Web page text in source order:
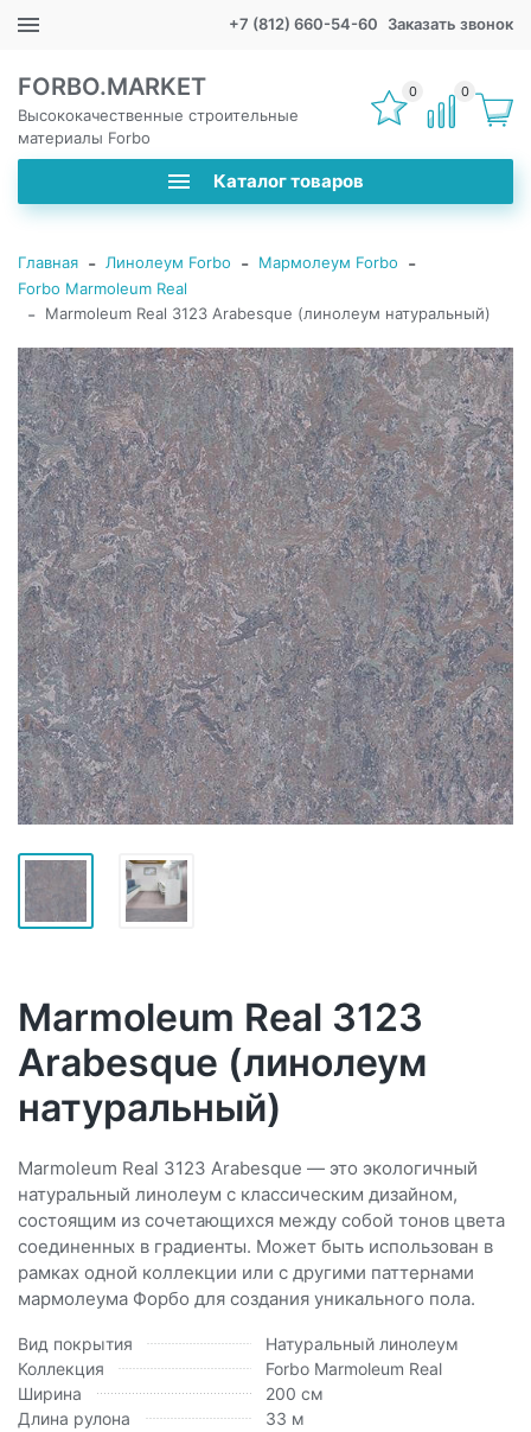
+7 (812) 660-54-60 Заказать звонок
FORBO.MARKET
Высококачественные строительные
материалы Forbo
Каталог товаров
0 0
Главная - Линолеум Forbo - Мармолеум Forbo -
Forbo Marmoleum Real
- Marmoleum Real 3123 Arabesque (линолеум натуральный)
Marmoleum Real 3123
Arabesque (линолеум
натуральный)
Marmoleum Real 3123 Arabesque — это экологичный
натуральный линолеум с классическим дизайном,
состоящим из сочетающихся между собой тонов цвета
соединенных в градиенты. Может быть использован в
рамках одной коллекции или с другими паттернами
мармолеума Форбо для создания уникального пола.
Вид покрытия
Натуральный линолеум
Коллекция
Forbo Marmoleum Real
Ширина
200 см
Длина рулона
33 м